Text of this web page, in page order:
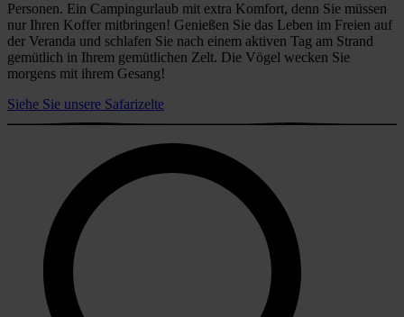
Personen. Ein Campingurlaub mit extra Komfort, denn Sie müssen
nur Ihren Koffer mitbringen! Genießen Sie das Leben im Freien auf
der Veranda und schlafen Sie nach einem aktiven Tag am Strand
gemütlich in Ihrem gemütlichen Zelt. Die Vögel wecken Sie
morgens mit ihrem Gesang!
Siehe Sie unsere Safarizelte